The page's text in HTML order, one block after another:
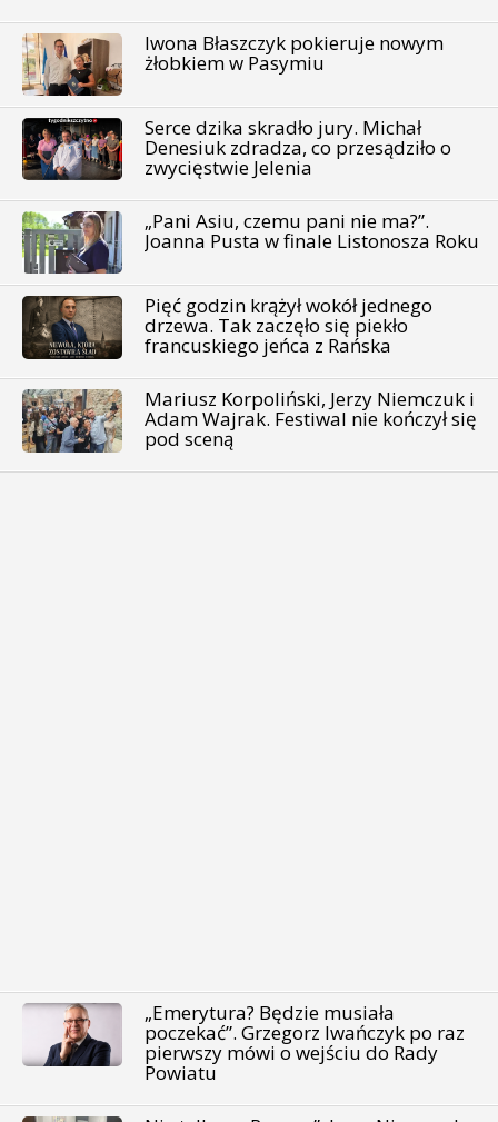
Iwona Błaszczyk pokieruje nowym
żłobkiem w Pasymiu
Serce dzika skradło jury. Michał
Denesiuk zdradza, co przesądziło o
zwycięstwie Jelenia
„Pani Asiu, czemu pani nie ma?”.
Joanna Pusta w finale Listonosza Roku
Pięć godzin krążył wokół jednego
drzewa. Tak zaczęło się piekło
francuskiego jeńca z Rańska
Mariusz Korpoliński, Jerzy Niemczuk i
Adam Wajrak. Festiwal nie kończył się
pod sceną
„Emerytura? Będzie musiała
poczekać”. Grzegorz Iwańczyk po raz
pierwszy mówi o wejściu do Rady
Powiatu